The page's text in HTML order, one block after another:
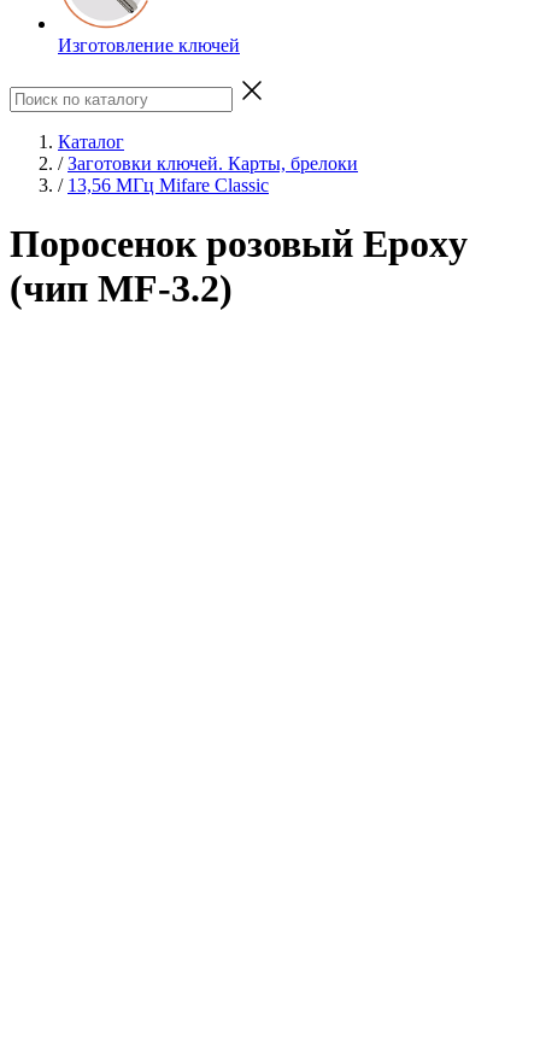
Изготовление ключей
Каталог
/ Заготовки ключей. Карты, брелоки
/ 13,56 МГц Mifare Classic
Поросенок розовый Epoxy
(чип MF-3.2)